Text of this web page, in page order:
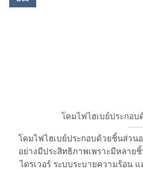
โคมไฟไฮเบย์ประกอบ
โคมไฟไฮเบย์ประกอบด้วยชิ้นส่วน
อย่างมีประสิทธิภาพเพราะมีหลาย
ไดรเวอร์ ระบบระบายความร้อน